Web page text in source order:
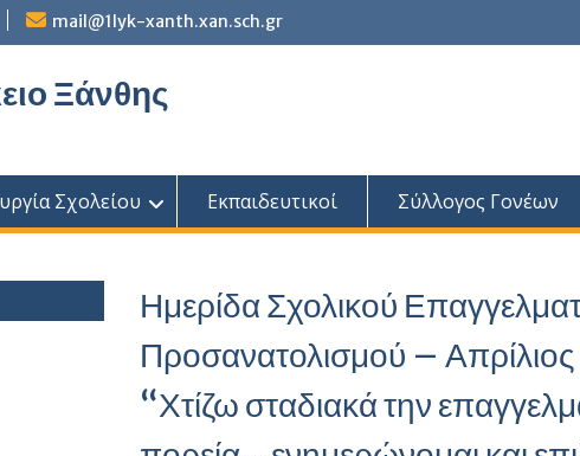
mail@1lyk-xanth.xan.sch.gr
Ξάνθης
Σχολείου Εκπαιδευτικοί Σύλλογος Γονέων
Ημερίδα Σχολικού
Προσανατολισμού –
“Χτίζω σταδιακά την